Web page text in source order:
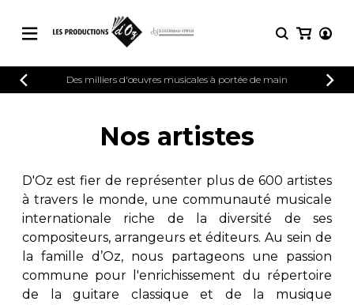
CATALOGUE
riche en œuvres originales et en
arrangements de qualité.
PARTITIONS POUR GUITARE
PARTITIONS POUR AUTRES
INSTRUMENTS
CONNEXION
INSCRIPTION
Des milliers d'œuvres musicales à portée de main
riche en œuvres originales et en
arrangements de qualité.
2 guitares
3 guitares
4 guitares
5 guitares et plus
Ensemble de
Orchestre de guitares
Concerto pour
Nos artistes
D'Oz est fier de représenter plus de 600 artistes
à travers le monde, une communauté musicale
internationale riche de la diversité de ses
compositeurs, arrangeurs et éditeurs. Au sein de
la famille d’Oz, nous partageons une passion
commune pour l'enrichissement du répertoire
de la guitare classique et de la musique